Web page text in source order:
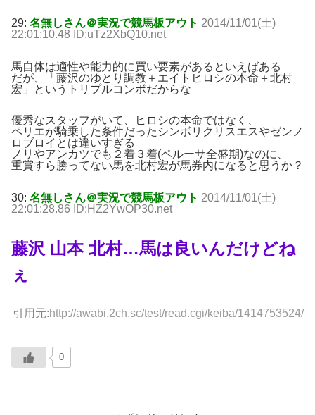
29: 名無しさん＠実況で競馬板アウト 2014/11/01(土)
22:01:10.48 ID:uTz2XbQ10.net
馬自体は適性や能力的に買い要素があるといえばある
だが、「藤沢のゆとり調教＋エイトヒロシの本命＋北村
宏」というトリプルコンボだからな
優秀なスタッフがいて、ヒロシの本命ではなく、
ペリエが騎乗した条件だったシンボリクリスエスやゼンノ
ロブロイとは違いすぎる
ノリやアンカツでも２着３着(ペルーサ全盛期)なのに、
重賞すら勝ってない馬を北村宏が馬券内になると思うか？
30: 名無しさん＠実況で競馬板アウト 2014/11/01(土)
22:01:28.86 ID:HZ2YwOP30.net
藤沢 山本 北村…馬は良いんだけどね
ぇ
引用元:http://awabi.2ch.sc/test/read.cgi/keiba/1414753524/
0